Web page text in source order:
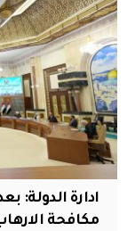
مكافحة